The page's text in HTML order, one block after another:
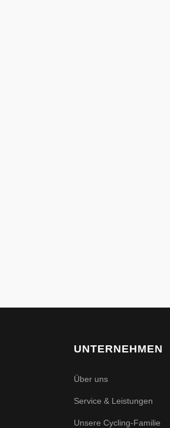
UNTERNEHMEN
Über uns
Service & Leistungen
Unsere Cycling-Familie